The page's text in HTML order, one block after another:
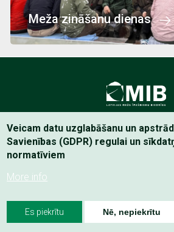
Meža zināšanu dienas
Latvijas Meža īpašnieku
Veicam datu uzglabāšanu un
Savienības (GDPR) regulai un
normatīviem
More info
Es piekrītu Nē, nepiekrītu